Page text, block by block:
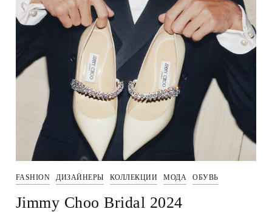
FASHION ДИЗАЙНЕРЫ КОЛЛЕКЦИИ МОДА ОБУВЬ
Jimmy Choo Bridal 2024